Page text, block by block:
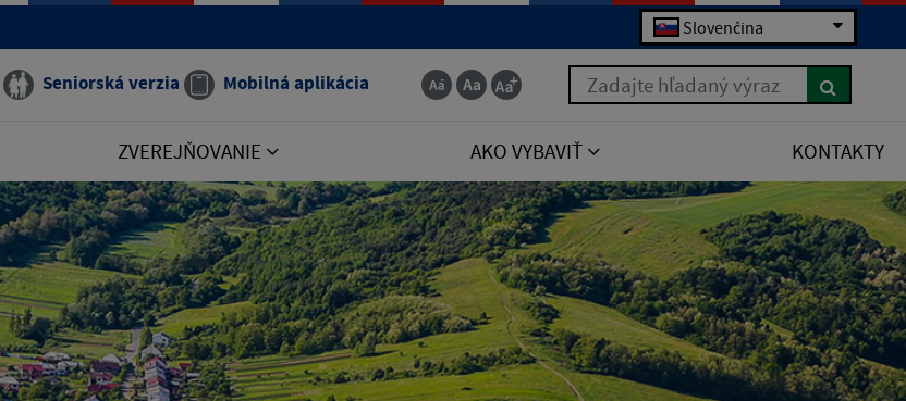
Slovenčina
Seniorská verzia Mobilná aplikácia Zadajte hľadaný výraz
ZVEREJŇOVANIE AKO VYBAVIŤ KONTAKTY